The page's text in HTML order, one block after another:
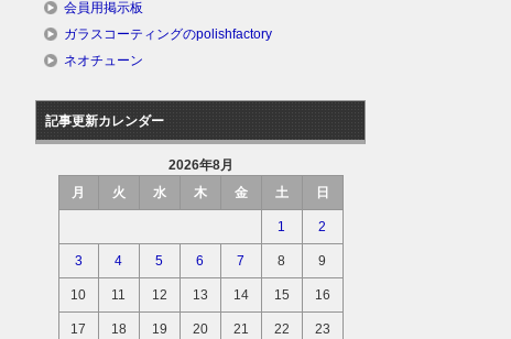
会員用掲示板
ガラスコーティングのpolishfactory
ネオチューン
記事更新カレンダー
2026年8月
月
火 水 木 金 土 日
1 2
3 4 5 6 7 8 9
10 11 12 13 14 15 16
17 18 19 20 21 22 23